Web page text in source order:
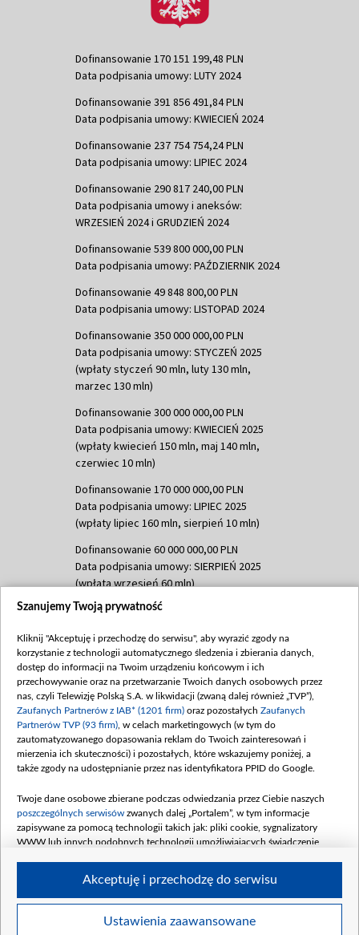
Dofinansowanie 170 151 199,48 PLN
Data podpisania umowy: LUTY 2024
Dofinansowanie 391 856 491,84 PLN
Data podpisania umowy: KWIECIEŃ 2024
Dofinansowanie 237 754 754,24 PLN
Data podpisania umowy: LIPIEC 2024
Dofinansowanie 290 817 240,00 PLN
Data podpisania umowy i aneksów:
WRZESIEŃ 2024 i GRUDZIEŃ 2024
Dofinansowanie 539 800 000,00 PLN
Data podpisania umowy: PAŹDZIERNIK 2024
Dofinansowanie 49 848 800,00 PLN
Data podpisania umowy: LISTOPAD 2024
Dofinansowanie 350 000 000,00 PLN
Data podpisania umowy: STYCZEŃ 2025
(wpłaty styczeń 90 mln, luty 130 mln,
marzec 130 mln)
Dofinansowanie 300 000 000,00 PLN
Data podpisania umowy: KWIECIEŃ 2025
(wpłaty kwiecień 150 mln, maj 140 mln,
czerwiec 10 mln)
Dofinansowanie 170 000 000,00 PLN
Data podpisania umowy: LIPIEC 2025
(wpłaty lipiec 160 mln, sierpień 10 mln)
Dofinansowanie 60 000 000,00 PLN
Data podpisania umowy: SIERPIEŃ 2025
(wpłata wrzesień 60 mln)
Dofinansowanie 635 783 051,21 PLN
(wpłata wrzesień 100 mln, październik 350
mln, listopad 265 mln)
Dofinansowanie 48 862 000,00 PLN
Data podpisania umowy: GRUDZIEŃ 2025
(wpłata grudzień 60,548 mln)
Dofinansowanie 900 000 000,00 PLN
Data podpisania umowy: LUTY 2026 (wpłata
kwiecień 180 mln, 7 maja 180 mln, 8
czerwca 90 mln)
Dofinansowanie 250 000 000,00 PLN
4 sierpnia 250 mln
Szanujemy Twoją prywatność
Kliknij "Akceptuję i przechodzę do serwisu", aby wyrazić zgody na
korzystanie z technologii automatycznego śledzenia i zbierania danych,
dostęp do informacji na Twoim urządzeniu końcowym i ich
przechowywanie oraz na przetwarzanie Twoich danych osobowych przez
nas, czyli Telewizję Polską S.A. w likwidacji (zwaną dalej również „TVP”),
Zaufanych Partnerów z IAB* (1201 firm) oraz pozostałych Zaufanych
Partnerów TVP (93 firm) , w celach marketingowych (w tym do
zautomatyzowanego dopasowania reklam do Twoich zainteresowań i
mierzenia ich skuteczności) i pozostałych, które wskazujemy poniżej, a
także zgody na udostępnianie przez nas identyfikatora PPID do Google.
Twoje dane osobowe zbierane podczas odwiedzania przez Ciebie naszych
poszczególnych serwisów zwanych dalej „Portalem”, w tym informacje
zapisywane za pomocą technologii takich jak: pliki cookie, sygnalizatory
WWW lub innych podobnych technologii umożliwiających świadczenie
Twoje dane osobowe zbierane podczas odwiedzania przez Ciebie
Ustawienia zaawansowane
Akceptuję i przechodzę do serwisu